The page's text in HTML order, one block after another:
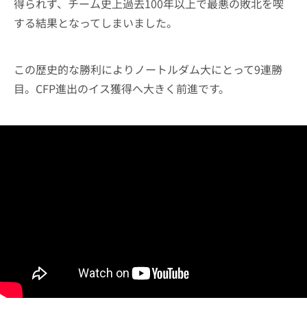
得られず、チーム史上過去100年以上で最悪の敗北を喫
する結果となってしまいました。
この歴史的な勝利によりノートルダム大にとって9連勝
目。CFP進出のイス獲得へ大きく前進です。